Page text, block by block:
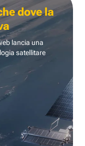
dove la
lancia una
satellitare